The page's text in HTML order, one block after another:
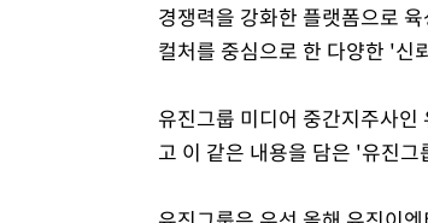
경쟁력을 강화한 플랫폼으로
컬처를 중심으로 한 다양한 '신
유진그룹 미디어 중간지주사
고 이 같은 내용을 담은 '유진